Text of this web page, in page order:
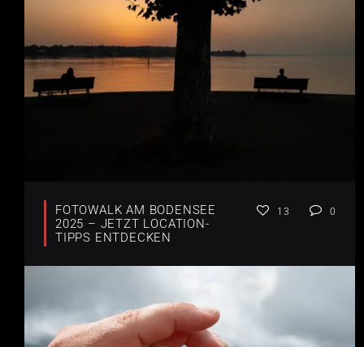
FOTOWALK AM BODENSEE
2025 – JETZT LOCATION-
TIPPS ENTDECKEN
13 0